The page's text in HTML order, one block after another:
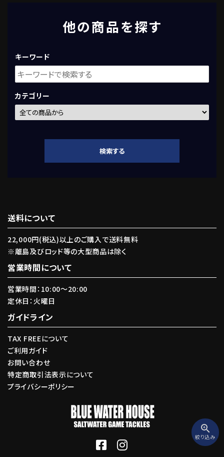
他の商品を探す
キーワード
カテゴリー
検索する
zoom_in
絞り込み
キーワード
カテゴリー
送料について
22,000円(税込)以上のご購入で送料無料
※離島及びロッド等の大型商品は除く
営業時間について
営業時間：10:00〜20:00
定休日：火曜日
ガイドライン
TAX FREEについて
ご利用ガイド
お問い合わせ
特定商取引法表示について
プライバシーポリシー